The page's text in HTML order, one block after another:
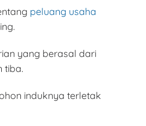
peluang usaha
yang berasal dari
tiba.
induknya terletak